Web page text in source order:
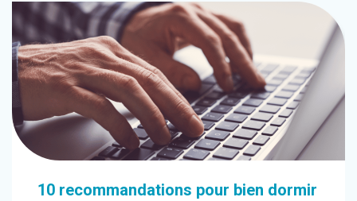
10 recommandations pour bien dormir